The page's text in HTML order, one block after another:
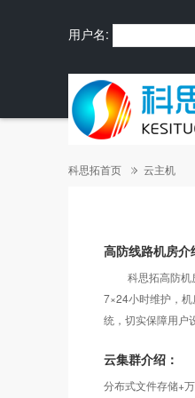
用户名:
科思拓首页 云主机
高防线路机房介
科思拓高防机房
7×24小时维护，
统，切实保障用户
云集群介绍：
分布式文件存储+